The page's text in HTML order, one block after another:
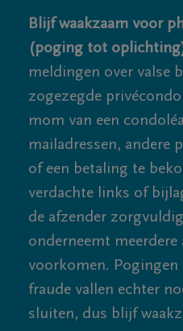
Blijf waakzaam voor
(poging tot
meldingen over valse
zogezegde
mom van een
mailadressen, andere
of een betaling te
verdachte links of
de afzender
onderneemt
voorkomen.
fraude vallen echter
sluiten, dus blijf